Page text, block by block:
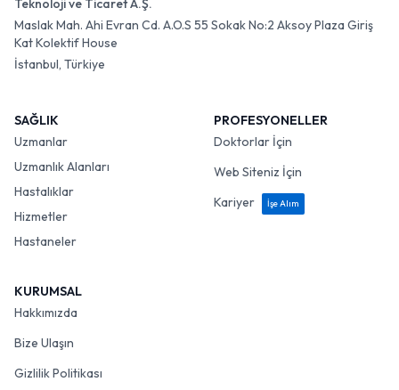
Teknoloji ve Ticaret A.Ş.
Maslak Mah. Ahi Evran Cd. A.O.S 55 Sokak No:2 Aksoy Plaza Giriş
Kat Kolektif House
İstanbul, Türkiye
SAĞLIK
Uzmanlar
Uzmanlık Alanları
Hastalıklar
Hizmetler
Hastaneler
PROFESYONELLER
Doktorlar İçin
Web Siteniz İçin
Kariyer
İşe Alım
KURUMSAL
Hakkımızda
Bize Ulaşın
Gizlilik Politikası